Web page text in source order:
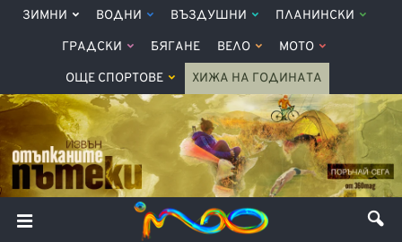
ЗИМНИ ВОДНИ ВЪЗДУШНИ ПЛАНИНСКИ
ГРАДСКИ БЯГАНЕ ВЕЛО МОТО
ОЩЕ СПОРТОВЕ ХИЖА НА ГОДИНАТА